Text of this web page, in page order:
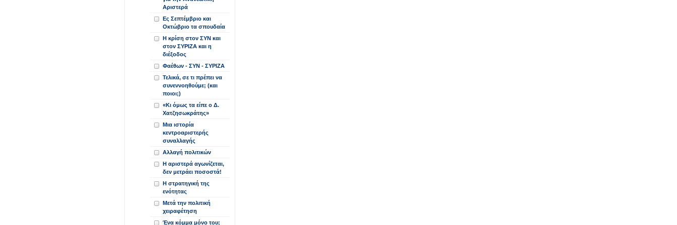
Αριστερά
Ες Σεπτέμβριο και
Οκτώβριο τα σπουδαία
Η κρίση στον ΣΥΝ και
στον ΣΥΡΙΖΑ και η
διέξοδος
Φαέθων - ΣΥΝ - ΣΥΡΙΖΑ
Τελικά, σε τι πρέπει να
συνεννοηθούμε; (και
ποιοι;)
«Κι όμως τα είπε ο Δ.
Χατζησωκράτης»
Μια ιστορία
κεντροαριστερής
συναλλαγής
Αλλαγή πολιτικών
Η αριστερά αγωνίζεται,
δεν μετράει ποσοστά!
Η στρατηγική της
ενότητας
Μετά την πολιτική
χειραφέτηση
Ένα κόμμα μόνο του;